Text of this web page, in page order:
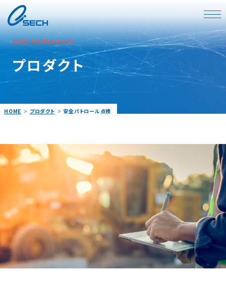
Link to Product
プロダクト
HOME プロダクト 安全パトロール点検